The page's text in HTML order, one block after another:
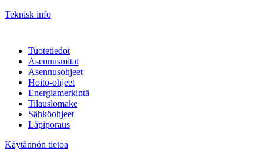
Teknisk info
Tuotetiedot
Asennusmitat
Asennusohjeet
Hoito-ohjeet
Energiamerkintä
Tilauslomake
Sähköohjeet
Läpiporaus
Käytännön tietoa